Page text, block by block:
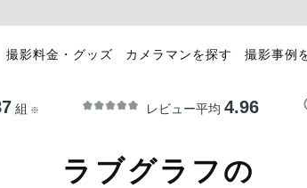
撮影料金・グッズ カメラマンを探す 撮影事例
組 ※ レビュー平均 4.96
ラブグラフの